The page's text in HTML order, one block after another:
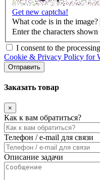
Get new captcha!
What code is in the image?
Enter the characters
I consent to the
Cookie & Privacy Policy for
Заказать товар
×
Как к вам обратиться?
Телефон / e-mail для связи
Описание задачи